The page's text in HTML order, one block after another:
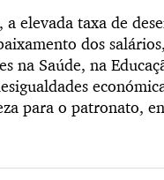
elevada taxa de
dos
na Saúde, na
para o patronato,